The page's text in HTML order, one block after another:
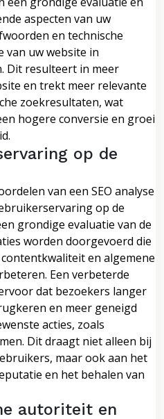
aspecten van uw
en technische
uw website in
Dit resulteert in meer
en trekt meer relevante
zoekresultaten, wat
hogere conversie en groei
op de
van een SEO analyse
op de
grondige evaluatie van de
worden doorgevoerd die
en algemene
Een verbeterde
dat bezoekers langer
en meer geneigd
acties, zoals
Dit draagt niet alleen bij
maar ook aan het
en het behalen van
autoriteit en